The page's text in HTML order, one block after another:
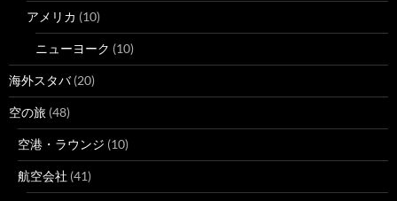
アメリカ (10)
ニューヨーク (10)
海外スタバ(20)
空の旅 (48)
空港・ラウンジ (10)
航空会社 (41)